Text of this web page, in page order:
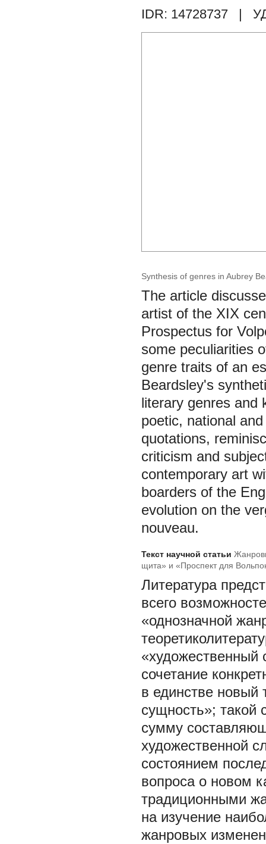
IDR: 14728737 |
Synthesis of genres in Aubrey
The article
artist of the XIX
Prospectus for
some peculiarities
genre traits of an
Beardsley's
literary genres and
poetic, national
quotations,
criticism and
contemporary art
boarders of the
evolution on the
nouveau.
Текст научной статьи
щита» и «Проспект для
Литература
всего
«однозначной
«художественный
сочетание
в единстве
сущность»; такой
сумму
художественной
состоянием
вопроса о новом
традиционными
на изучение
жанровых